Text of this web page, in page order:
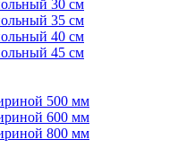
30 см
35 см
40 см
45 см
500 мм
600 мм
800 мм